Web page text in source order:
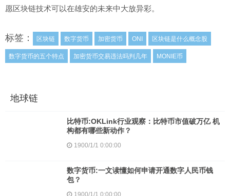
愿区块链技术可以在雄安的未来中大放异彩。
标签： 区块链 数字货币 加密货币 ONI 区块链是什么概念股
数字货币的五个特点 加密货币交易违法吗判几年 MONIE币
地球链
比特币:OKLink行业观察：比特币市值破万亿 机
构都有哪些新动作？
1900/1/1 0:00:00
数字货币:一文读懂如何申请开通数字人民币钱
包？
1900/1/1 0:00:00